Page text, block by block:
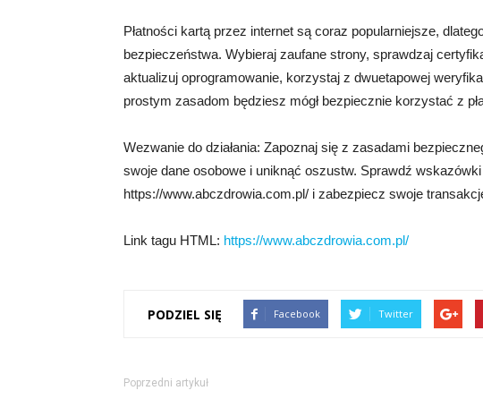
Płatności kartą przez internet są coraz popularniejsze,
bezpieczeństwa. Wybieraj zaufane strony, sprawdzaj
aktualizuj oprogramowanie, korzystaj z dwuetapowej
prostym zasadom będziesz mógł bezpiecznie korzystać z
Wezwanie do działania: Zapoznaj się z zasadami
swoje dane osobowe i uniknąć oszustw. Sprawdź
https://www.abczdrowia.com.pl/ i zabezpiecz swoje
Link tagu HTML: https://www.abczdrowia.com.pl/
PODZIEL SIĘ Facebook Twitter
Poprzedni artykuł